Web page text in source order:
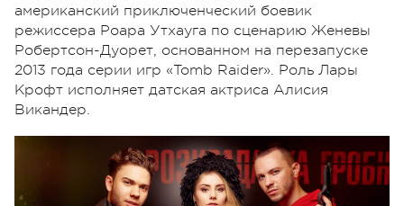
американский приключенческий боевик
режиссера Роара Утхауга по сценарию Женевы
Робертсон-Дуорет, основанном на перезапуске
2013 года серии игр «Tomb Raider». Роль Лары
Крофт исполняет датская актриса Алисия
Викандер.